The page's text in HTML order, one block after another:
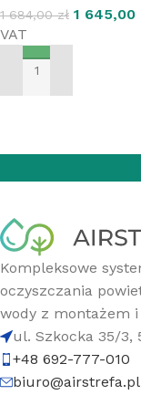
1 684,00zł 1 645,00
VAT
DODAJ DO KOSZYKA
Kompleksowe
oczyszczania
wody z montażem i
ul. Szkocka 35/3,
+48 692-777-010
biuro@airstrefa.pl